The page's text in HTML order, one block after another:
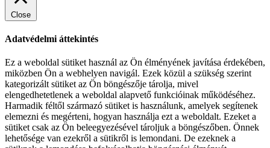
Close
Adatvédelmi áttekintés
Ez a weboldal sütiket használ az Ön élményének javítása érdekében,
miközben Ön a webhelyen navigál. Ezek közül a szükség szerint
kategorizált sütiket az Ön böngészője tárolja, mivel
elengedhetetlenek a weboldal alapvető funkcióinak működéséhez.
Harmadik féltől származó sütiket is használunk, amelyek segítenek
elemezni és megérteni, hogyan használja ezt a weboldalt. Ezeket a
sütiket csak az Ön beleegyezésével tároljuk a böngészőben. Önnek
lehetősége van ezekről a sütikről is lemondani. De ezeknek a